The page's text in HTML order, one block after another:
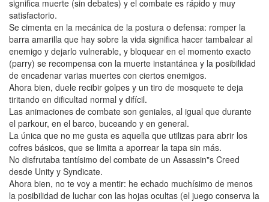
significa muerte (sin debates) y el combate es rápido y muy
satisfactorio.
Se cimenta en la mecánica de la postura o defensa: romper la
barra amarilla que hay sobre la vida significa hacer tambalear al
enemigo y dejarlo vulnerable, y bloquear en el momento exacto
(parry) se recompensa con la muerte instantánea y la posibilidad
de encadenar varias muertes con ciertos enemigos.
Ahora bien, duele recibir golpes y un tiro de mosquete te deja
tiritando en dificultad normal y difícil.
Las animaciones de combate son geniales, al igual que durante
el parkour, en el barco, buceando y en general.
La única que no me gusta es aquella que utilizas para abrir los
cofres básicos, que se limita a aporrear la tapa sin más.
No disfrutaba tantísimo del combate de un Assassin"s Creed
desde Unity y Syndicate.
Ahora bien, no te voy a mentir: he echado muchísimo de menos
la posibilidad de luchar con las hojas ocultas (el juego conserva la